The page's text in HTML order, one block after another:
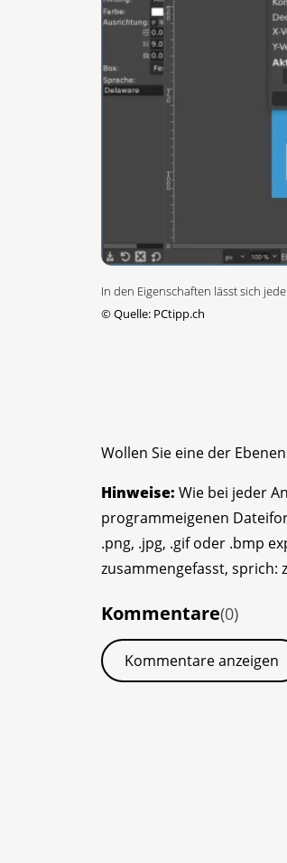
In den Eigenschaften lässt sich
©Quelle: PCtipp.ch
Wollen Sie eine der
Hinweise: Wie bei jeder
programmeigenen
.png, .jpg, .gif oder .bmp
zusammengefasst, sprich:
Kommentare(0)
Kommentare anzeigen